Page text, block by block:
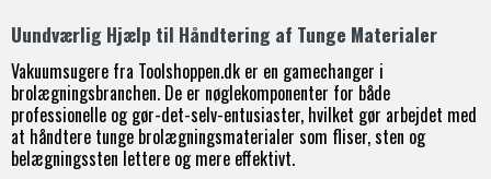
Uundværlig Hjælp til Håndtering af Tunge Materialer
Vakuumsugere fra Toolshoppen.dk er en gamechanger i
brolægningsbranchen. De er nøglekomponenter for både
professionelle og gør-det-selv-entusiaster, hvilket gør arbejdet med
at håndtere tunge brolægningsmaterialer som fliser, sten og
belægningssten lettere og mere effektivt.